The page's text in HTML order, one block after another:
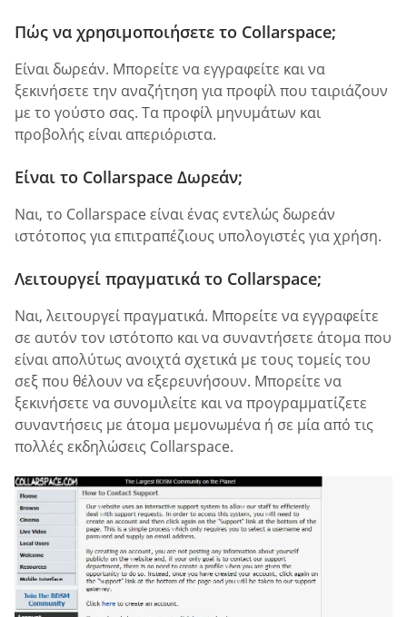
Πώς να χρησιμοποιήσετε το Collarspace;
Είναι δωρεάν. Μπορείτε να εγγραφείτε και να
ξεκινήσετε την αναζήτηση για προφίλ που ταιριάζουν
με το γούστο σας. Τα προφίλ μηνυμάτων και
προβολής είναι απεριόριστα.
Είναι το Collarspace Δωρεάν;
Ναι, το Collarspace είναι ένας εντελώς δωρεάν
ιστότοπος για επιτραπέζιους υπολογιστές για χρήση.
Λειτουργεί πραγματικά το Collarspace;
Ναι, λειτουργεί πραγματικά. Μπορείτε να εγγραφείτε
σε αυτόν τον ιστότοπο και να συναντήσετε άτομα που
είναι απολύτως ανοιχτά σχετικά με τους τομείς του
σεξ που θέλουν να εξερευνήσουν. Μπορείτε να
ξεκινήσετε να συνομιλείτε και να προγραμματίζετε
συναντήσεις με άτομα μεμονωμένα ή σε μία από τις
πολλές εκδηλώσεις Collarspace.